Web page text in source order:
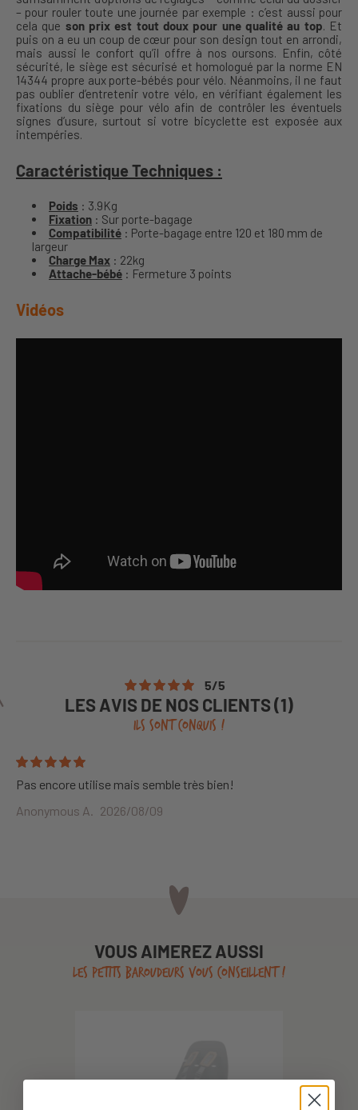
– pour rouler toute une journée par exemple : c’est aussi pour
cela que son prix est tout doux pour une qualité au top. Et
puis on a eu un coup de cœur pour son design tout en arrondi,
mais aussi le confort qu’il offre à nos oursons. Enfin, côté
sécurité, le siège est sécurisé et homologué par la norme EN
14344 propre aux porte-bébés pour vélo. Néanmoins, il ne faut
pas oublier d’entretenir votre vélo, en vérifiant également les
fixations du siège pour vélo afin de contrôler les éventuels
signes d’usure, surtout si votre bicyclette est exposée aux
intempéries.
Caractéristique Techniques :
Poids : 3.9Kg
Fixation : Sur porte-bagage
Compatibilité : Porte-bagage entre 120 et 180 mm de
largeur
Charge Max : 22kg
Attache-bébé : Fermeture 3 points
Vidéos
5/5
LES AVIS DE NOS CLIENTS (1)
ILS SONT CONQUIS !
Pas encore utilise mais semble très bien!
Anonymous A. 2026/08/09
VOUS AIMEREZ AUSSI
LES PETITS BAROUDEURS VOUS CONSEILLENT !